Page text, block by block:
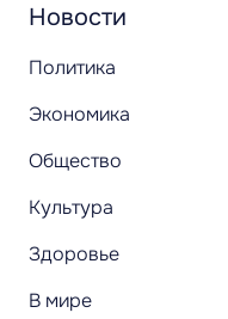
Новости
Политика
Экономика
Общество
Культура
Здоровье
В мире